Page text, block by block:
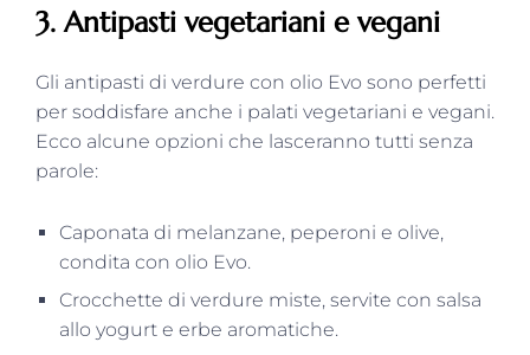
3. Antipasti vegetariani e vegani
Gli antipasti di verdure con olio Evo sono perfetti
per soddisfare anche i palati vegetariani e vegani.
Ecco alcune opzioni che lasceranno tutti senza
parole:
Caponata di melanzane, peperoni e olive,
condita con olio Evo.
Crocchette di verdure miste, servite con salsa
allo yogurt e erbe aromatiche.